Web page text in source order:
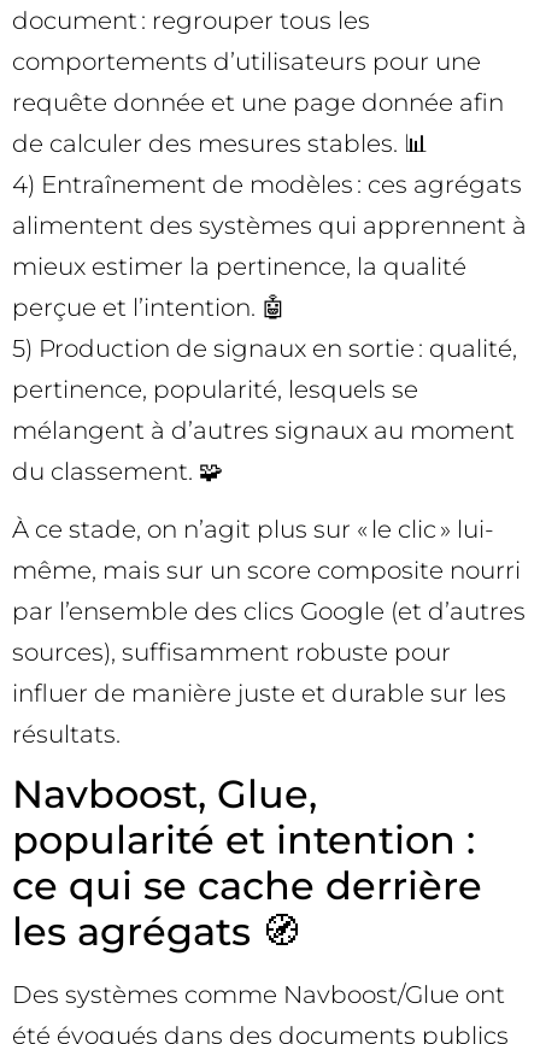
document : regrouper tous les
comportements d’utilisateurs pour une
requête donnée et une page donnée afin
de calculer des mesures stables. 📊
4) Entraînement de modèles : ces agrégats
alimentent des systèmes qui apprennent à
mieux estimer la pertinence, la qualité
perçue et l’intention. 🤖
5) Production de signaux en sortie : qualité,
pertinence, popularité, lesquels se
mélangent à d’autres signaux au moment
du classement. 🧩
À ce stade, on n’agit plus sur « le clic » lui-
même, mais sur un score composite nourri
par l’ensemble des clics Google (et d’autres
sources), suffisamment robuste pour
influer de manière juste et durable sur les
résultats.
Navboost, Glue,
popularité et intention :
ce qui se cache derrière
les agrégats 🧭
Des systèmes comme Navboost/Glue ont
été évoqués dans des documents publics